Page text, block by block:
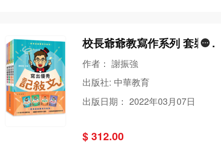
校長爺爺教寫作系列 套裝
(共四冊)
作者：謝振強
出版社: 中華教育
出版日期：2022年03月07日
$ 312.00